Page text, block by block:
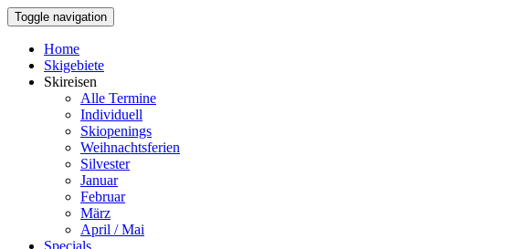
Toggle navigation
Home
Skigebiete
Skireisen
Alle Termine
Individuell
Skiopenings
Weihnachtsferien
Silvester
Januar
Februar
März
April / Mai
Specials